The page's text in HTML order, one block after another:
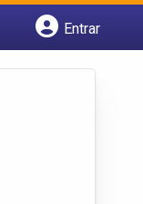
Entrar